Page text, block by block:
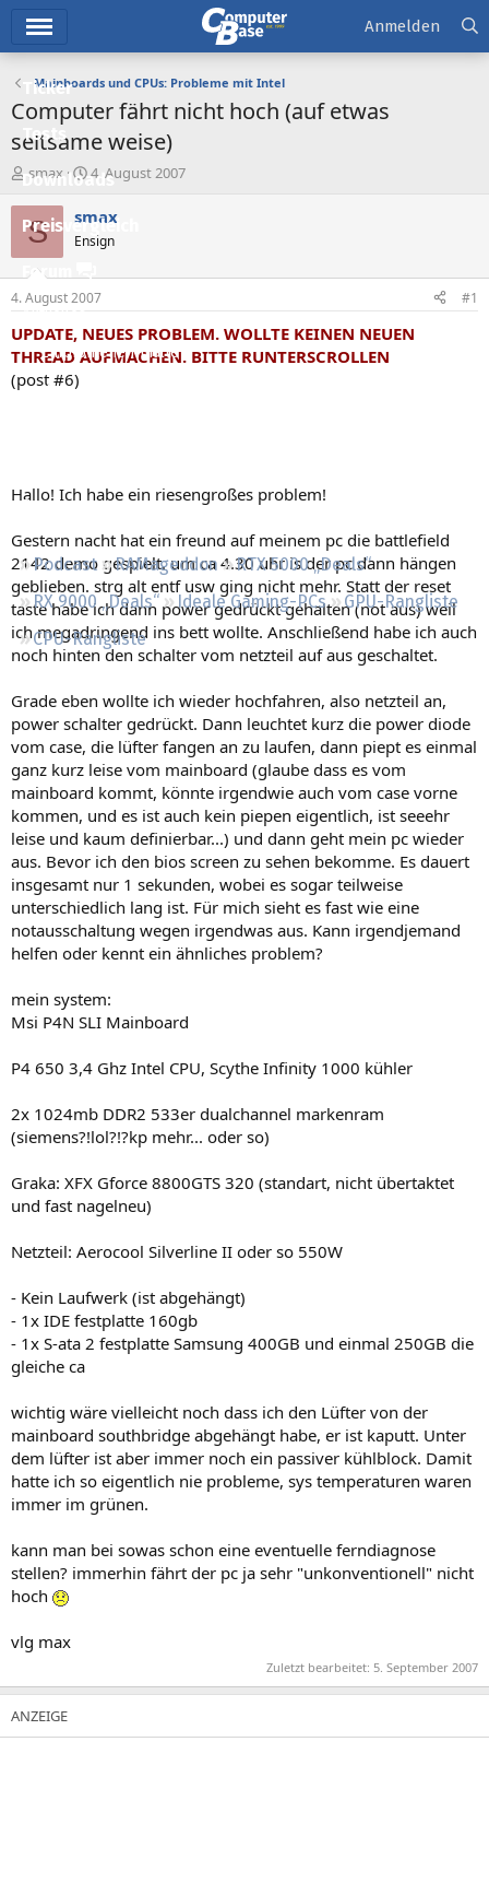
Ticker
Tests
Downloads
Preisvergleich
Forum
Aktuelles
Empfohlene Inhalte
Neue Beiträge
Regeln
Podcast RAMageddon
RTX 5000 „Deals“
RX 9000 „Deals“
Ideale Gaming-PCs
GPU-Rangliste
CPU-Rangliste
Anmelden
Mainboards und CPUs: Probleme mit Intel
Computer fährt nicht hoch (auf etwas
seltsame weise)
E
r
s
t
l
e
r
smax
E
r
s
e
l
t
a
m
4. August 2007
S smax
Ensign
4. August 2007 #1
UPDATE, NEUES PROBLEM. WOLLTE KEINEN NEUEN
THREAD AUFMACHEN. BITTE RUNTERSCROLLEN
(post #6)
Hallo! Ich habe ein riesengroßes problem!
Gestern nacht hat ein freund auf meinem pc die battlefield
2142 demo gespielt. um ca 4.30 uhr is der pc dann hängen
geblieben. strg alt entf usw ging nicht mehr. Statt der reset
taste habe ich dann power gedrückt gehalten (not aus) weil
ich megadringend ins bett wollte. Anschließend habe ich auch
noch hinten den schalter vom netzteil auf aus geschaltet.
Grade eben wollte ich wieder hochfahren, also netzteil an,
power schalter gedrückt. Dann leuchtet kurz die power diode
vom case, die lüfter fangen an zu laufen, dann piept es einmal
ganz kurz leise vom mainboard (glaube dass es vom
mainboard kommt, könnte irgendwie auch vom case vorne
kommen, und es ist auch kein piepen eigentlich, ist seeehr
leise und kaum definierbar...) und dann geht mein pc wieder
aus. Bevor ich den bios screen zu sehen bekomme. Es dauert
insgesamt nur 1 sekunden, wobei es sogar teilweise
unterschiedlich lang ist. Für mich sieht es fast wie eine
notausschaltung wegen irgendwas aus. Kann irgendjemand
helfen oder kennt ein ähnliches problem?
mein system:
Msi P4N SLI Mainboard
P4 650 3,4 Ghz Intel CPU, Scythe Infinity 1000 kühler
2x 1024mb DDR2 533er dualchannel markenram
(siemens?!lol?!?kp mehr... oder so)
Graka: XFX Gforce 8800GTS 320 (standart, nicht übertaktet
und fast nagelneu)
Netzteil: Aerocool Silverline II oder so 550W
- Kein Laufwerk (ist abgehängt)
- 1x IDE festplatte 160gb
- 1x S-ata 2 festplatte Samsung 400GB und einmal 250GB die
gleiche ca
wichtig wäre vielleicht noch dass ich den Lüfter von der
mainboard southbridge abgehängt habe, er ist kaputt. Unter
dem lüfter ist aber immer noch ein passiver kühlblock. Damit
hatte ich so eigentlich nie probleme, sys temperaturen waren
immer im grünen.
kann man bei sowas schon eine eventuelle ferndiagnose
stellen? immerhin fährt der pc ja sehr "unkonventionell" nicht
hoch
vlg max
Zuletzt bearbeitet: 5. September 2007